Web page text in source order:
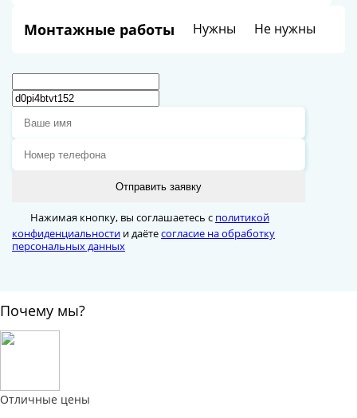
Монтажные работы Нужны Не нужны
Отправить заявку
Нажимая кнопку, вы соглашаетесь с политикой
конфиденциальности и даётесогласие на обработку
персональных данных
Почему мы?
Отличные цены